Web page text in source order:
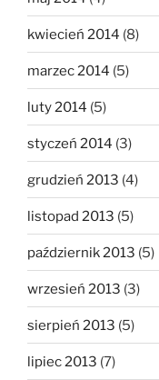
kwiecień 2014 (8)
marzec 2014 (5)
luty 2014 (5)
styczeń 2014 (3)
grudzień 2013 (4)
listopad 2013 (5)
październik 2013 (5)
wrzesień 2013 (3)
sierpień 2013 (5)
lipiec 2013 (7)